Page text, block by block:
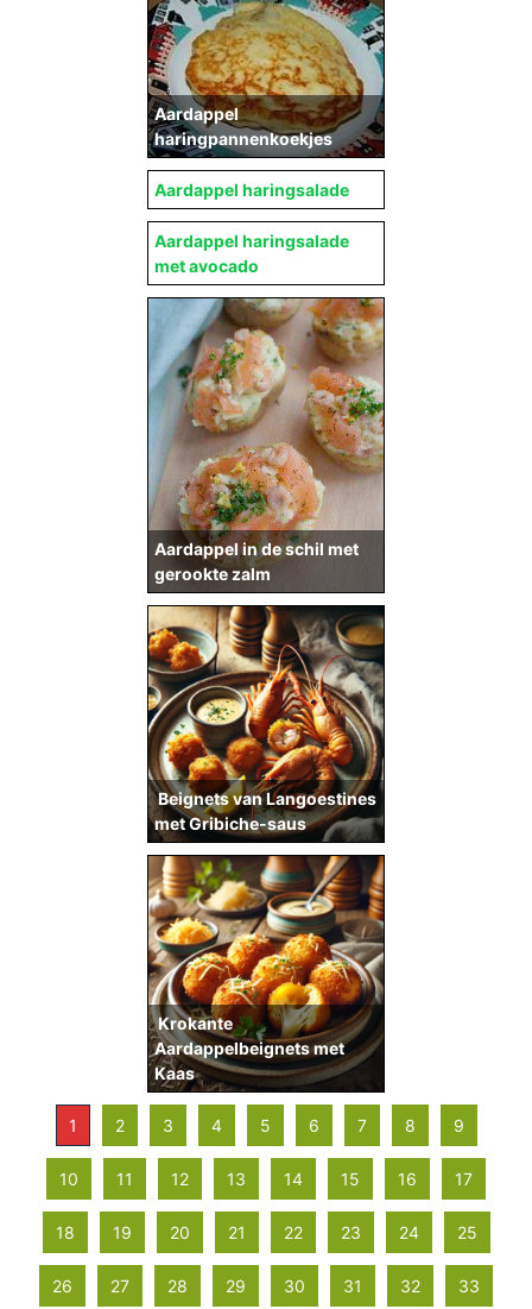
Beignets van Langoestines
met Gribiche-saus
Krokante
Aardappelbeignets met
Kaas
Aardappel
haringpannenkoekjes
Aardappel haringsalade
Aardappel haringsalade
met avocado
Aardappel in de schil met
gerookte zalm
1 2 3 4 5 6 7 8 9
10 11 12 13 14 15 16 17
18 19 20 21 22 23 24 25
26 27 28 29 30 31 32 33